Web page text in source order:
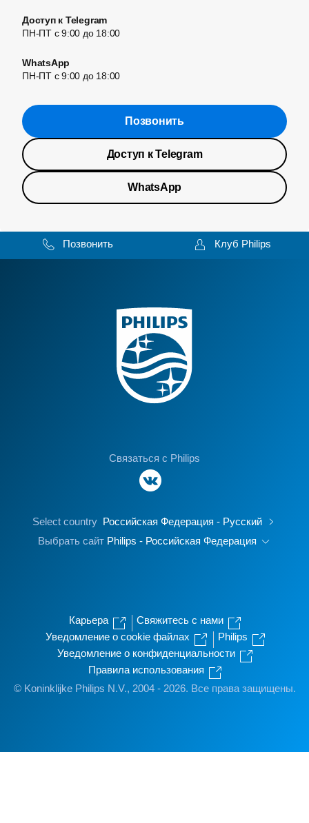
Доступ к Telegram
ПН-ПТ с 9:00 до 18:00
WhatsApp
ПН-ПТ с 9:00 до 18:00
Позвонить
Доступ к Telegram
WhatsApp
Позвонить Клуб Philips
Связаться с Philips
Select country Российская Федерация - Русский
Выбрать сайт Philips - Российская Федерация
Карьера
Свяжитесь с нами
Уведомление о cookie файлах
Philips
Уведомление о конфиденциальности
Правила использования
© Koninklijke Philips N.V., 2004 - 2026. Все права защищены.